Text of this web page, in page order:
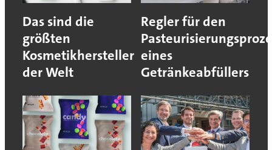
Das sind die
größten
Kosmetikhersteller
der Welt
Regler für den
eines
Getränkeabfüllers